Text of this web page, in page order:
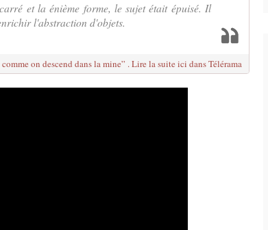
et la énième forme, le sujet était épuisé. Il
l'abstraction d'objets.
on descend dans la mine” . Lire la suite ici dans Télérama